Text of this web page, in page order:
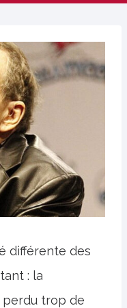
différente des
: la
perdu trop de